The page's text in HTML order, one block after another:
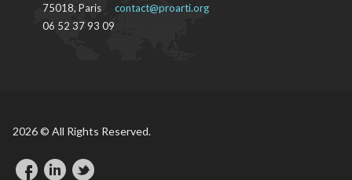
75018, Paris
06 52 37 93 09
contact@proarti.org
2026 © All Rights Reserved.